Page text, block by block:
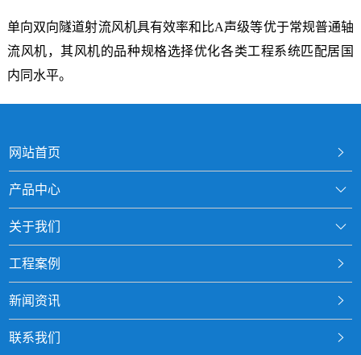
单向双向隧道射流风机具有效率和比A声级等优于常规普通轴
流风机，其风机的品种规格选择优化各类工程系统匹配居国
内同水平。
网站首页
产品中心
关于我们
工程案例
新闻资讯
联系我们